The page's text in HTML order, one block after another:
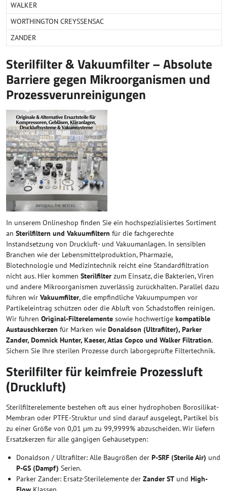
WALKER
WORTHINGTON CREYSSENSAC
ZANDER
Sterilfilter & Vakuumfilter – Absolute
Barriere gegen Mikroorganismen und
Prozessverunreinigungen
In unserem Onlineshop finden Sie ein hochspezialisiertes Sortiment
an Sterilfiltern und Vakuumfiltern für die fachgerechte
Instandsetzung von Druckluft- und Vakuumanlagen. In sensiblen
Branchen wie der Lebensmittelproduktion, Pharmazie,
Biotechnologie und Medizintechnik reicht eine Standardfiltration
nicht aus. Hier kommen Sterilfilter zum Einsatz, die Bakterien, Viren
und andere Mikroorganismen zuverlässig zurückhalten. Parallel dazu
führen wir Vakuumfilter, die empfindliche Vakuumpumpen vor
Partikeleintrag schützen oder die Abluft von Schadstoffen reinigen.
Wir führen Original-Filterelemente sowie hochwertige kompatible
Austauschkerzen für Marken wie Donaldson (Ultrafilter), Parker
Zander, Domnick Hunter, Kaeser, Atlas Copco und Walker Filtration.
Sichern Sie Ihre sterilen Prozesse durch laborgeprüfte Filtertechnik.
Sterilfilter für keimfreie Prozessluft
(Druckluft)
Sterilfilterelemente bestehen oft aus einer hydrophoben Borosilikat-
Membran oder PTFE-Struktur und sind darauf ausgelegt, Partikel bis
zu einer Größe von 0,01 µm zu 99,9999% abzuscheiden. Wir liefern
Ersatzkerzen für alle gängigen Gehäusetypen:
Donaldson / Ultrafilter: Alle Baugrößen der P-SRF (Sterile Air) und
P-GS (Dampf) Serien.
Parker Zander: Ersatz-Sterilelemente der Zander ST und High-